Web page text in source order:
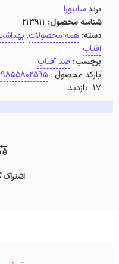
برندسانیورا
شناسه محصول: 213911
دسته: همه محصولات,
آفتاب
برچسب: ضد آفتاب
بارکد محصول :
17 بازدید
اشتراک